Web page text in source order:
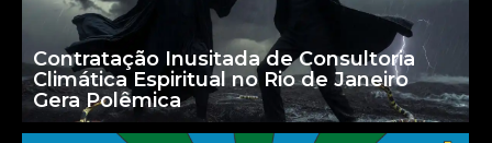
Contratação Inusitada de Consultoria
Climática Espiritual no Rio de Janeiro
Gera Polêmica